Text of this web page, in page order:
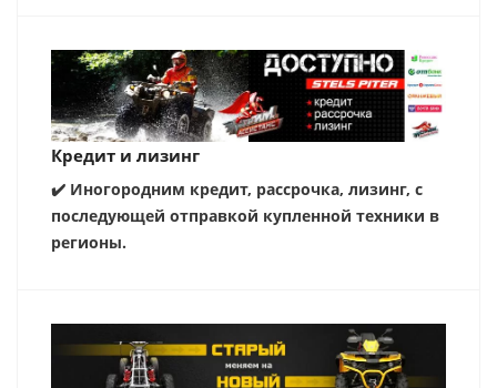
Кредит и лизинг
✔️ Иногородним кредит, рассрочка, лизинг, с
последующей отправкой купленной техники в
регионы.